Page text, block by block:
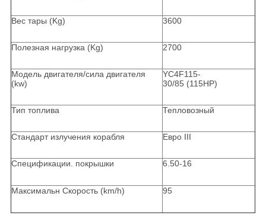
Вес тары (Kg) 3600
Полезная нагрузка (Kg) 2700
Модель двигателя/сила двигателя
(kw)
YC4F115-
30/85 (115HP)
Тип топлива Тепловозный
Стандарт излучения корабля Евро III
Спецификации. покрышки 6.50-16
Максимальн Скорость (km/h) 95